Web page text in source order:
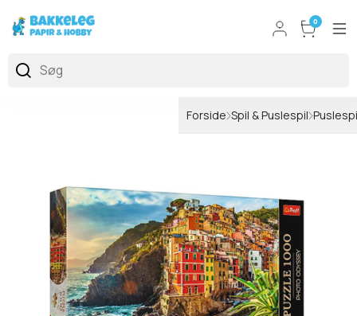
0
Forside Spil & Puslespil